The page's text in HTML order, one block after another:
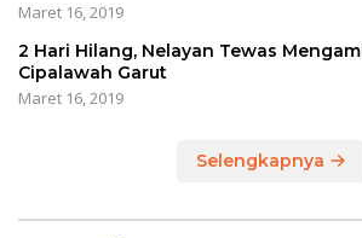
Maret 16, 2019
2 Hari Hilang, Nelayan Tewas
Cipalawah Garut
Maret 16, 2019
Selengkapnya